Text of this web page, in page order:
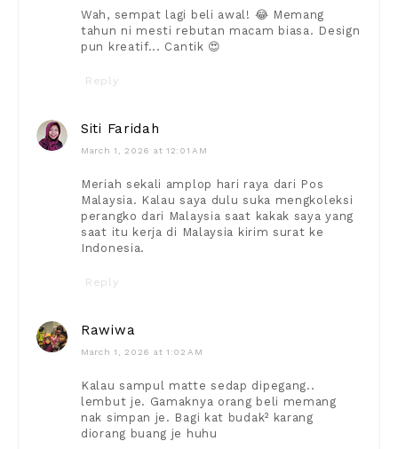
Wah, sempat lagi beli awal! 😂 Memang
tahun ni mesti rebutan macam biasa. Design
pun kreatif... Cantik 😍
Reply
Siti Faridah
March 1, 2026 at 12:01 AM
Meriah sekali amplop hari raya dari Pos
Malaysia. Kalau saya dulu suka mengkoleksi
perangko dari Malaysia saat kakak saya yang
saat itu kerja di Malaysia kirim surat ke
Indonesia.
Reply
Rawiwa
March 1, 2026 at 1:02 AM
Kalau sampul matte sedap dipegang..
lembut je. Gamaknya orang beli memang
nak simpan je. Bagi kat budak² karang
diorang buang je huhu